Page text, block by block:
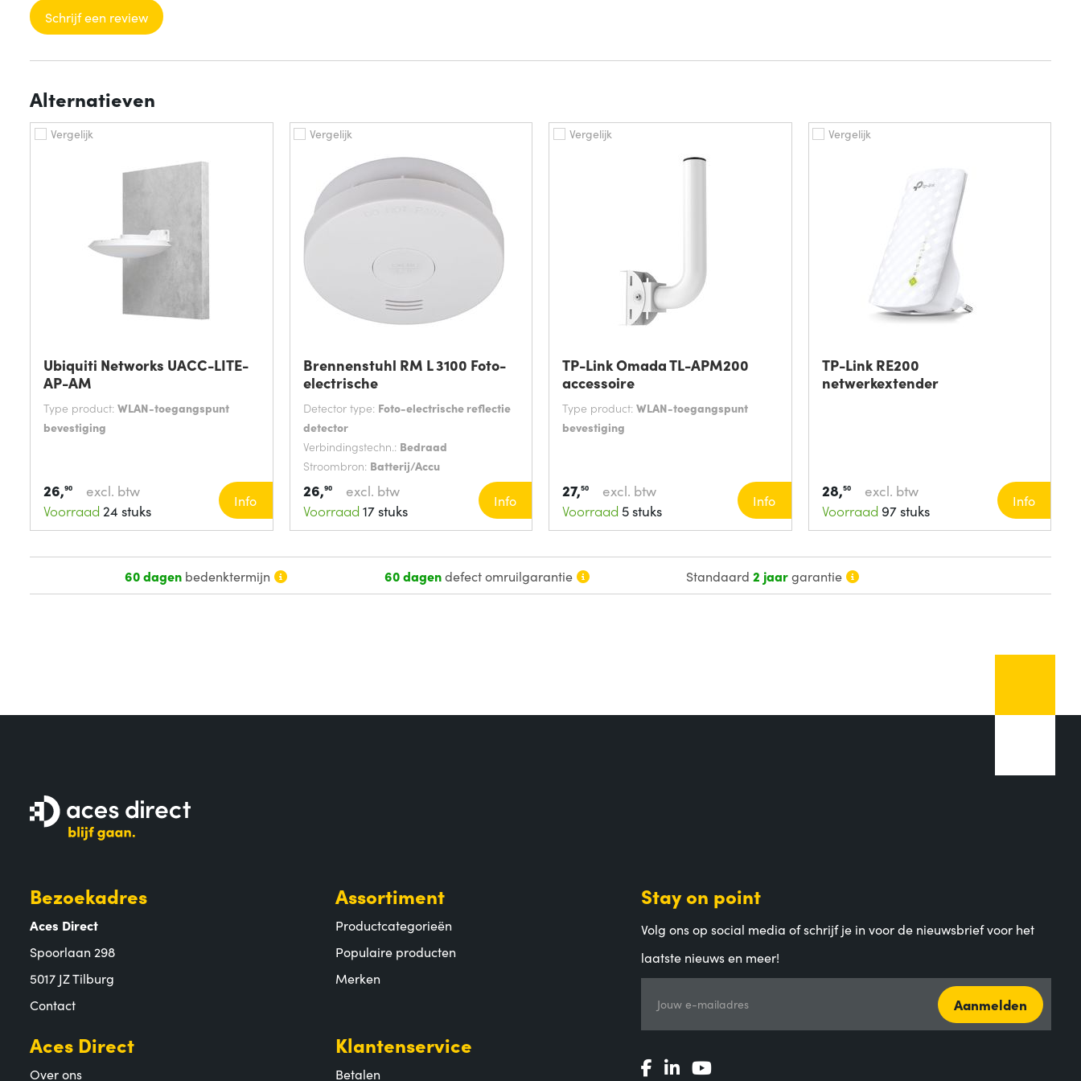
Schrijf een review
Alternatieven
Vergelijk
Ubiquiti Networks UACC-LITE-
AP-AM
Type product: WLAN-toegangspunt
bevestiging
26,90
excl. btw
Voorraad 24 stuks
Info
Vergelijk
Brennenstuhl RM L 3100 Foto-
electrische
Detector type: Foto-electrische reflectie
detector
Verbindingstechn.: Bedraad
Stroombron: Batterij/Accu
26,90
excl. btw
Voorraad 17 stuks
Info
Vergelijk
TP-Link Omada TL-APM200
accessoire
Type product: WLAN-toegangspunt
bevestiging
27,50
excl. btw
Voorraad 5 stuks
Info
Vergelijk
TP-Link RE200
netwerkextender
28,50
excl. btw
Voorraad 97 stuks
Info
60 dagenbedenktermijn 60 dagendefect omruilgarantie Standaard2 jaargarantie
Bezoekadres
Aces Direct
Spoorlaan 298
5017 JZ Tilburg
Contact
Assortiment
Productcategorieën
Populaire producten
Merken
Aces Direct
Over ons
Klantenservice
Betalen
Stay on point
Volg ons op social media of schrijf je in voor de nieuwsbrief voor het
laatste nieuws en meer!
Jouw e-mailadres Aanmelden